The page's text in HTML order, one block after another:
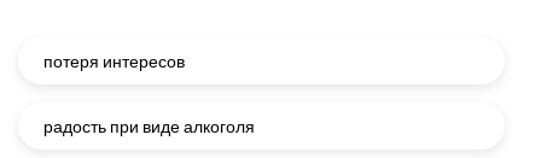
потеря интересов
радость при виде алкоголя